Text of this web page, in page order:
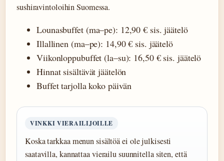
sushiravintoloihin Suomessa.
Lounasbuffet (ma–pe): 12,90 € sis. jäätelö
Illallinen (ma–pe): 14,90 € sis. jäätelö
Viikonloppubuffet (la–su): 16,50 € sis. jäätelö
Hinnat sisältävät jäätelön
Buffet tarjolla koko päivän
VINKKI VIERAILIJOILLE
Koska tarkkaa menun sisältöä ei ole julkisesti
saatavilla, kannattaa vierailu suunnitella siten, että